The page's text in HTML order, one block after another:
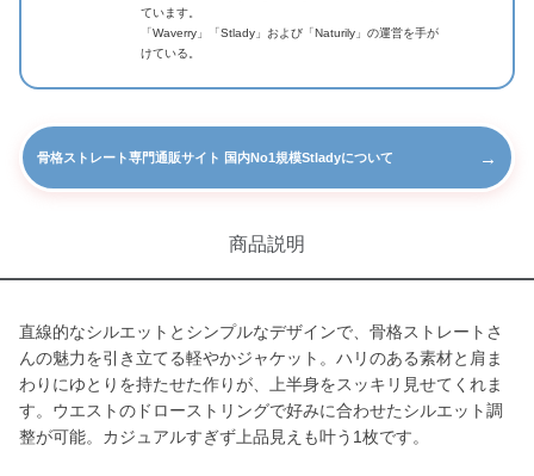
ています。
「Waverry」「Stlady」および「Naturily」の運営を手が
けている。
骨格ストレート専門通販サイト 国内No1規模Stladyについて →
商品説明
直線的なシルエットとシンプルなデザインで、骨格ストレートさ
んの魅力を引き立てる軽やかジャケット。ハリのある素材と肩ま
わりにゆとりを持たせた作りが、上半身をスッキリ見せてくれま
す。ウエストのドローストリングで好みに合わせたシルエット調
整が可能。カジュアルすぎず上品見えも叶う1枚です。